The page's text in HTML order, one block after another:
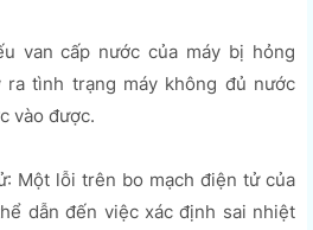
van cấp nước của máy bị hỏng
tình trạng máy không đủ nước
vào được.
Một lỗi trên bo mạch điện tử của
dẫn đến việc xác định sai nhiệt